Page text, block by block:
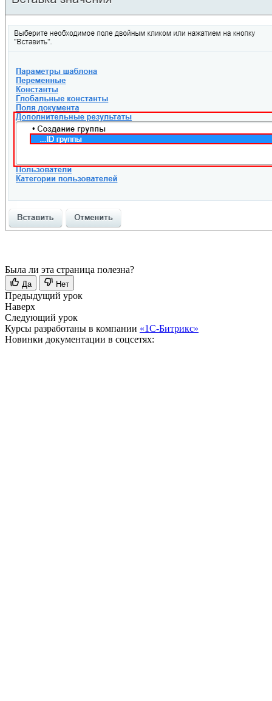
Была ли эта страница полезна?
Да Нет
Предыдущий урок
Наверх
Следующий урок
Курсы разработаны в компании «1С-Битрикс»
Новинки документации в соцсетях: